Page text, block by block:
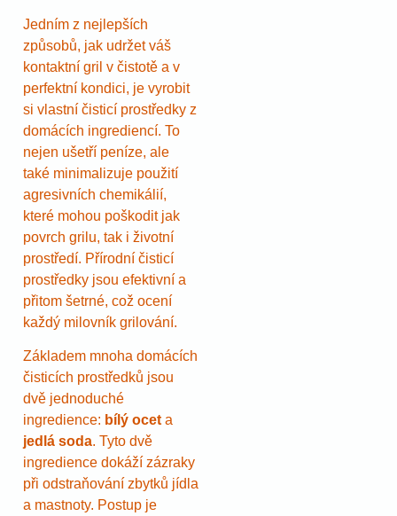
Jedním z nejlepších
způsobů, jak udržet váš
kontaktní gril v čistotě a v
perfektní kondici, je vyrobit
si vlastní čisticí prostředky z
domácích ingrediencí. To
nejen ušetří peníze, ale
také minimalizuje použití
agresivních chemikálií,
které mohou poškodit jak
povrch grilu, tak i životní
prostředí. Přírodní čisticí
prostředky jsou efektivní a
přitom šetrné, což ocení
každý milovník grilování.
Základem mnoha domácích
čisticích prostředků jsou
dvě jednoduché
ingredience: bílý ocet a
jedlá soda. Tyto dvě
ingredience dokáží zázraky
při odstraňování zbytků jídla
a mastnoty. Postup je